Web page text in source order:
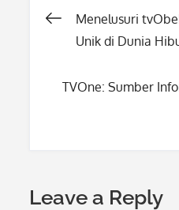
Post
Menelusuri
Unik di Dunia
TVOne: Sumber
Leave a Reply